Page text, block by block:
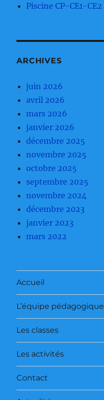
Piscine CP-CE1-CE2
ARCHIVES
juin 2026
avril 2026
mars 2026
janvier 2026
décembre 2025
novembre 2025
octobre 2025
septembre 2025
novembre 2024
décembre 2023
janvier 2023
mars 2022
Accueil
L’équipe pédagogique
Les classes
Les activités
Contact